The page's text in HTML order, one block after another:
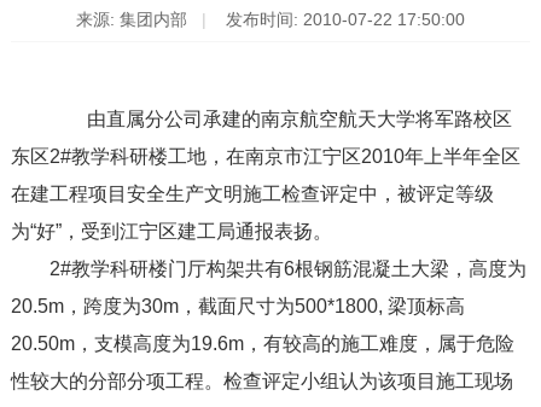
来源: 集团内部 发布时间: 2010-07-22 17:50:00
由直属分公司承建的南京航空航天大学将军路校区
东区2#教学科研楼工地，在南京市江宁区2010年上半年全区
在建工程项目安全生产文明施工检查评定中，被评定等级
为“好”，受到江宁区建工局通报表扬。
2#教学科研楼门厅构架共有6根钢筋混凝土大梁，高度为
20.5m，跨度为30m，截面尺寸为500*1800, 梁顶标高
20.50m，支模高度为19.6m，有较高的施工难度，属于危险
性较大的分部分项工程。检查评定小组认为该项目施工现场